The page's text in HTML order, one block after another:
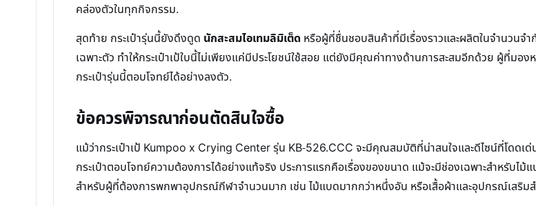
คล่องตัวในทุกกิจกรรม.
สุดท้าย กระเป๋ารุ่นนี้ยังดึงดูด นักสะสมไอเทมลิมิเต็ด หรือผู้ที่ชื่นชอบสินค้าที่มีเรื่องราวและผลิตในจำนวน
เฉพาะตัว ทำให้กระเป๋าเป้ใบนี้ไม่เพียงแค่มีประโยชน์ใช้สอย แต่ยังมีคุณค่าทางด้านการสะสมอีกด้วย ผู้ที่มอ
กระเป๋ารุ่นนี้ตอบโจทย์ได้อย่างลงตัว.
ข้อควรพิจารณาก่อนตัดสินใจซื้อ
แม้ว่ากระเป๋าเป้ Kumpoo x Crying Center รุ่น KB-526.CCC จะมีคุณสมบัติที่น่าสนใจและดีไซน์ที่โดดเ
กระเป๋าตอบโจทย์ความต้องการได้อย่างแท้จริง ประการแรกคือเรื่องของขนาด แม้จะมีช่องเฉพาะสำหรับ
สำหรับผู้ที่ต้องการพกพาอุปกรณ์กีฬาจำนวนมาก เช่น ไม้แบดมากกว่าหนึ่งอัน หรือเสื้อผ้าและอุปกรณ์เสริม